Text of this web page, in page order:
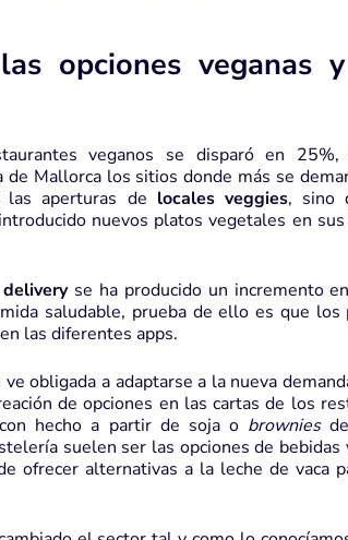
opciones veganas
veganos se disparó en 25%,
de Mallorca los sitios donde más se
aperturas de locales veggies, sino
nuevos platos vegetales en
se ha producido un incremento
saludable, prueba de ello es que los
las diferentes apps.
obligada a adaptarse a la nueva
de opciones en las cartas de los
hecho a partir de soja o browniesde
suelen ser las opciones de
ofrecer alternativas a la leche de vaca